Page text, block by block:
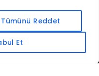
Tümünü Reddet
Et
MAXIMUMPCGUIDES